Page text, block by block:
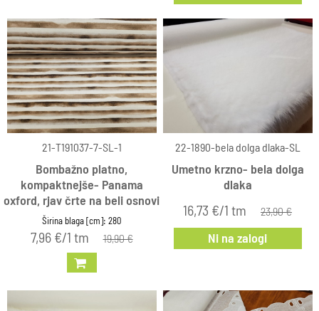
21-T191037-7-SL-1
Bombažno platno,
kompaktnejše- Panama
oxford, rjav črte na beli osnovi
Širina blaga [cm]: 280
7,96 €/1 tm 19,90 €
22-1890-bela dolga dlaka-SL
Umetno krzno- bela dolga
dlaka
16,73 €/1 tm 23,90 €
Ni na zalogi